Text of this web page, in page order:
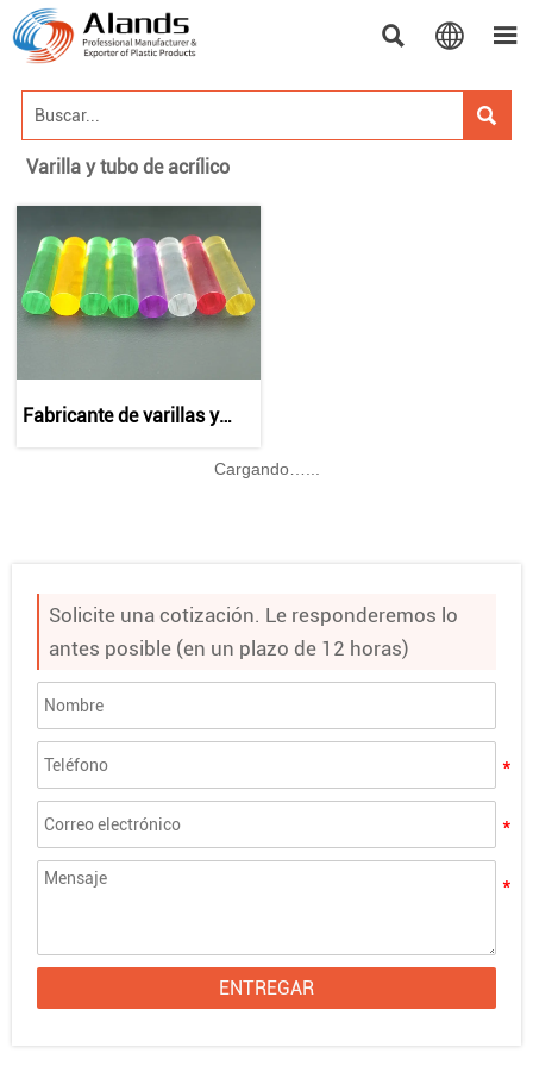
  

Varilla y tubo de acrílico
Fabricante de varillas y
Cargando…...
Solicite una cotización. Le responderemos lo
antes posible (en un plazo de 12 horas)
ENTREGAR